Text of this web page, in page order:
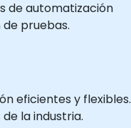
de automatización
pruebas.
eficientes y flexibles.
la industria.